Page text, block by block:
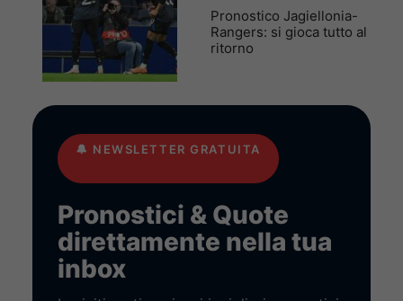
Pronostico Jagiellonia-
Rangers: si gioca tutto al
ritorno
🔔 NEWSLETTER GRATUITA
Pronostici & Quote
direttamente nella tua
inbox